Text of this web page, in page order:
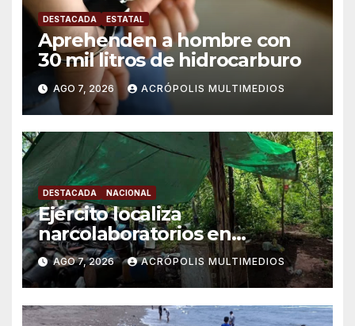
DESTACADA ESTATAL
Aprehenden a hombre con
30 mil litros de hidrocarburo
AGO 7, 2026 ACRÓPOLIS MULTIMEDIOS
DESTACADA NACIONAL
Ejército localiza
narcolaboratorios en
Michoacán
AGO 7, 2026 ACRÓPOLIS MULTIMEDIOS